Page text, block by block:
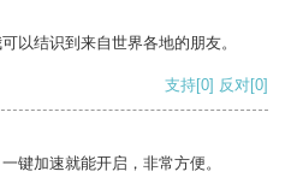
以结识到来自世界各地的朋友。
支持[0] 反对[0]
键加速就能开启，非常方便。